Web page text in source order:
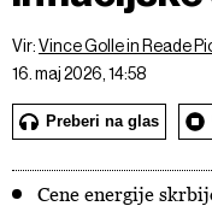
Vir:Vince Golle in Reade
16. maj 2026, 14:58
Preberi na glas
Cene energije